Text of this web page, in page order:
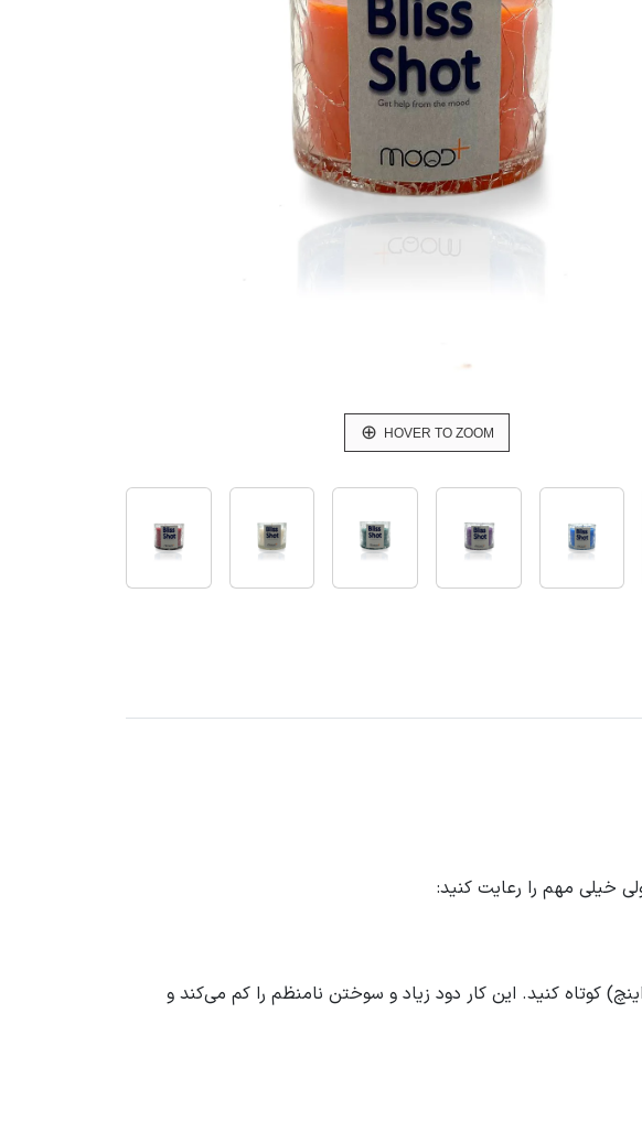
HOVER TO ZOOM
خیلی مهم را رعایت کنید:
کردن شمع، فیتیله را به اندازه حدود ۶ میلی‌متر (یک‌چهارم اینچ) کوتاه کنید. این کار دود زیاد و سوختن نامنظم را کم می‌کند و